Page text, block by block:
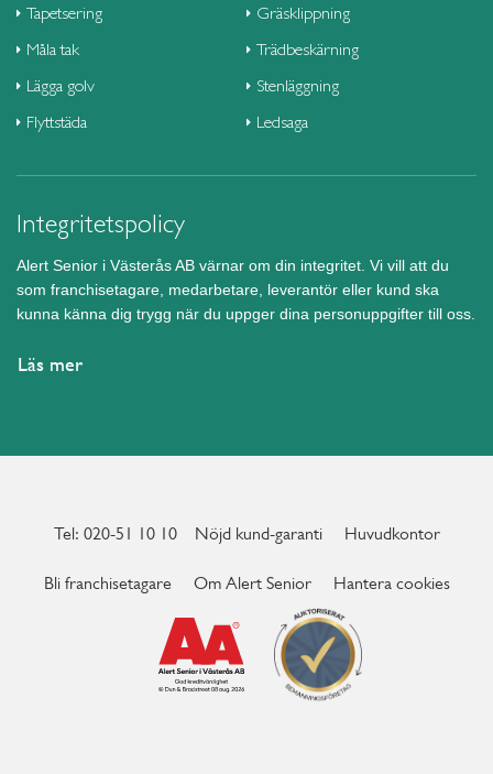
Tapetsering
Måla tak
Lägga golv
Flyttstäda
Gräsklippning
Trädbeskärning
Stenläggning
Ledsaga
Integritetspolicy
Alert Senior i Västerås AB värnar om din integritet. Vi vill att du
som franchisetagare, medarbetare, leverantör eller kund ska
kunna känna dig trygg när du uppger dina personuppgifter till oss.
Läs mer
Tel: 020-51 10 10 Nöjd kund-garanti Huvudkontor
Bli franchisetagare Om Alert Senior Hantera cookies